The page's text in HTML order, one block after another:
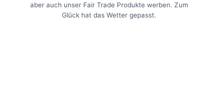
aber auch unser Fair Trade Produkte werben. Zum
Glück hat das Wetter gepasst.